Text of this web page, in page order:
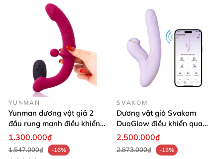
YUNMAN
Yunman dương vật giả 2
đầu rung mạnh điều khiển
không dây Les
1.300.000₫
1.547.000₫
-16%
SVAKOM
Dương vật giả Svakom
DuoGlow điều khiển qua
app massage điểm G và âm
2.500.000₫
2.873.000₫ -13%